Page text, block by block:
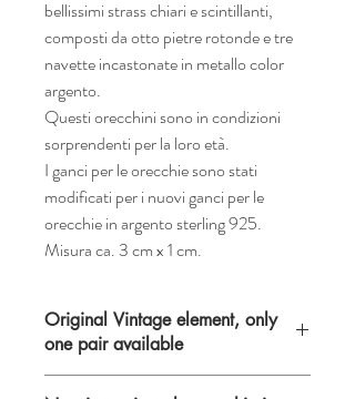
bellissimi strass chiari e scintillanti,
composti da otto pietre rotonde e tre
navette incastonate in metallo color
argento.
Questi orecchini sono in condizioni
sorprendenti per la loro età.
I ganci per le orecchie sono stati
modificati per i nuovi ganci per le
orecchie in argento sterling 925.
Misura ca. 3 cm x 1 cm.
Original Vintage element, only
one pair available